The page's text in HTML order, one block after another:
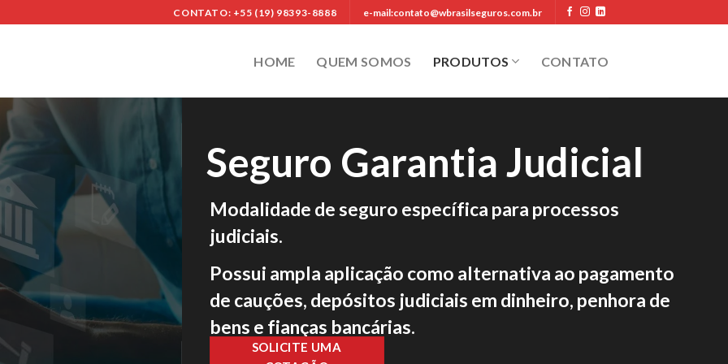
CONTATO: +55 (19) 98393-8888 e-mail:contato@wbrasilseguros.com.br
HOME QUEM SOMOS PRODUTOS CONTATO
Seguro Garantia Judicial
Modalidade de seguro específica para processos
judiciais.
Possui ampla aplicação como alternativa ao pagamento
de cauções, depósitos judiciais em dinheiro, penhora de
bens e fianças bancárias.
SOLICITE UMA